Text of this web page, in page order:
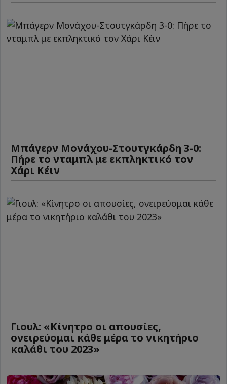
Μπάγερν Μονάχου-Στουτγκάρδη 3-0:
Πήρε το νταμπλ με εκπληκτικό τον
Χάρι Κέιν
Γιουλ: «Κίνητρο οι απουσίες,
ονειρεύομαι κάθε μέρα το νικητήριο
καλάθι του 2023»